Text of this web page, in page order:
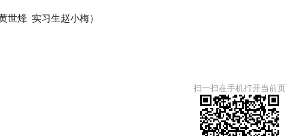
世烽 实习生赵小梅）
扫一扫在手机打开当前页